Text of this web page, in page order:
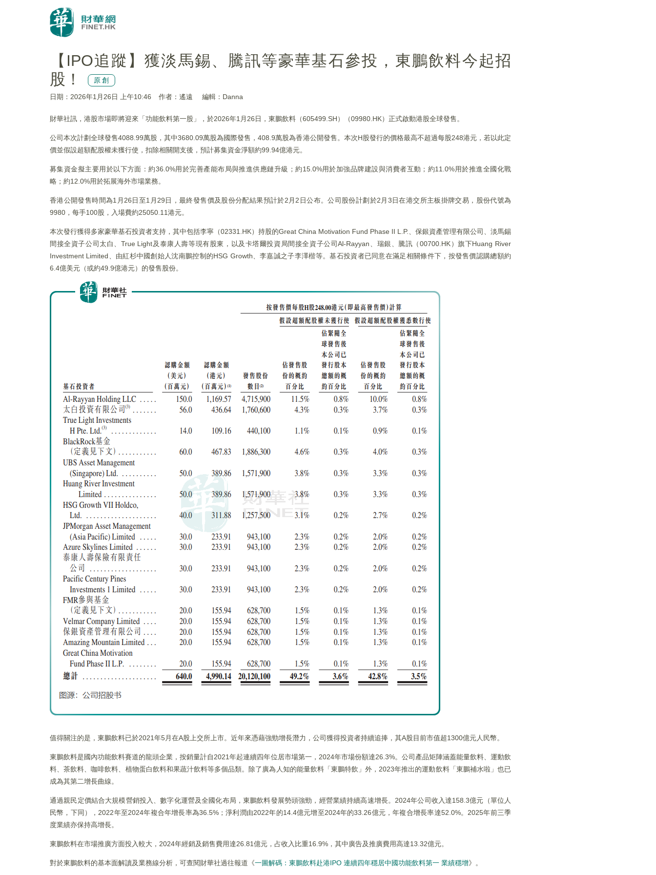
【IPO追蹤】獲淡馬錫、騰訊等豪華基石參投，東鵬飲料今起招
股！
原創
日期：2026年1月26日 上午10:46 作者：遙遠 編輯：Danna
財華社訊，港股市場即將迎來「功能飲料第一股」，於2026年1月26日，東鵬飲料（605499.SH）（09980.HK）正式啟動港股全球發售。
公司本次計劃全球發售4088.99萬股，其中3680.09萬股為國際發售，408.9萬股為香港公開發售。本次H股發行的價格最高不超過每股248港元，若以此定
價並假設超額配股權未獲行使，扣除相關開支後，預計募集資金淨額約99.94億港元。
募集資金擬主要用於以下方面：約36.0%用於完善產能布局與推進供應鏈升級；約15.0%用於加強品牌建設與消費者互動；約11.0%用於推進全國化戰
略；約12.0%用於拓展海外市場業務。
香港公開發售時間為1月26日至1月29日，最終發售價及股份分配結果預計於2月2日公布。公司股份計劃於2月3日在港交所主板掛牌交易，股份代號為
9980，每手100股，入場費約25050.11港元。
本次發行獲得多家豪華基石投資者支持，其中包括李寧（02331.HK）持股的Great China Motivation Fund Phase II L.P.、保銀資產管理有限公司、淡馬錫
間接全資子公司太白、True Light及泰康人壽等現有股東，以及卡塔爾投資局間接全資子公司Al-Rayyan、瑞銀、騰訊（00700.HK）旗下Huang River
Investment Limited、由紅杉中國創始人沈南鵬控制的HSG Growth、李嘉誠之子李澤楷等。基石投資者已同意在滿足相關條件下，按發售價認購總額約
6.4億美元（或約49.9億港元）的發售股份。
值得關注的是，東鵬飲料已於2021年5月在A股上交所上市。近年來憑藉強勁增長潛力，公司獲得投資者持續追捧，其A股目前市值超1300億元人民幣。
東鵬飲料是國內功能飲料賽道的龍頭企業，按銷量計自2021年起連續四年位居市場第一，2024年市場份額達26.3%。公司產品矩陣涵蓋能量飲料、運動飲
料、茶飲料、咖啡飲料、植物蛋白飲料和果蔬汁飲料等多個品類。除了廣為人知的能量飲料「東鵬特飲」外，2023年推出的運動飲料「東鵬補水啦」也已
成為其第二增長曲線。
通過親民定價結合大規模營銷投入、數字化運營及全國化布局，東鵬飲料發展勢頭強勁，經營業績持續高速增長。2024年公司收入達158.3億元（單位人
民幣，下同），2022年至2024年複合年增長率為36.5%；淨利潤由2022年的14.4億元增至2024年的33.26億元，年複合增長率達52.0%。2025年前三季
度業績亦保持高增長。
東鵬飲料在市場推廣方面投入較大，2024年經銷及銷售費用達26.81億元，占收入比重16.9%，其中廣告及推廣費用高達13.32億元。
對於東鵬飲料的基本面解讀及業務線分析，可查閱財華社過往報道《一圖解碼：東鵬飲料赴港IPO 連續四年穩居中國功能飲料第一 業績穩增》。